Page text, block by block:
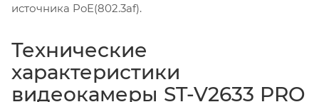
источника PoE(802.3af).
Технические
характеристики
видеокамеры ST-V2633 PRO